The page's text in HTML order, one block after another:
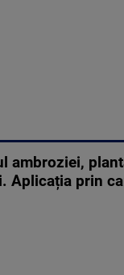
ambroziei,
Aplicația prin